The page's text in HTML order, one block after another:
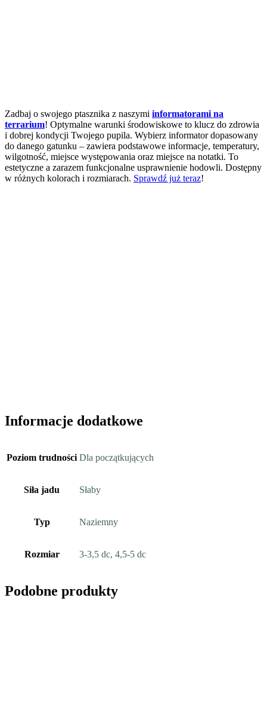
Zadbaj o swojego ptasznika z naszymi informatorami na
terrarium! Optymalne warunki środowiskowe to klucz do zdrowia
i dobrej kondycji Twojego pupila. Wybierz informator dopasowany
do danego gatunku – zawiera podstawowe informacje, temperatury,
wilgotność, miejsce występowania oraz miejsce na notatki. To
estetyczne a zarazem funkcjonalne usprawnienie hodowli. Dostępny
w różnych kolorach i rozmiarach. Sprawdź już teraz!
Informacje dodatkowe
Poziom trudności Dla początkujących
Siła jadu Słaby
Typ Naziemny
Rozmiar 3-3,5 dc, 4,5-5 dc
Podobne produkty